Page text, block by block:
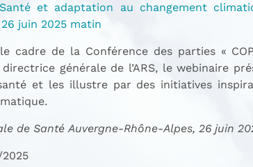
et adaptation au changement
juin 2025 matin
cadre de la Conférence des parties «
générale de l’ARS, le webinaire
et les illustre par des initiatives
de Santé Auvergne-Rhône-Alpes, 26 juin